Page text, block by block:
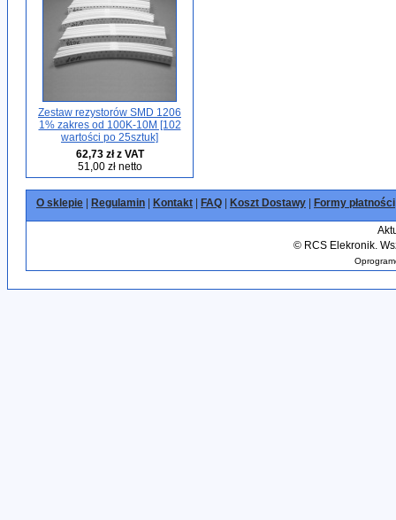
Zestaw rezystorów SMD 1206
1% zakres od 100K-10M [102
wartości po 25sztuk]
62,73 zł z VAT
51,00 zł netto
O sklepie Regulamin Kontakt FAQ Koszt Dostawy Formy płatności
©RCS Elekronik.